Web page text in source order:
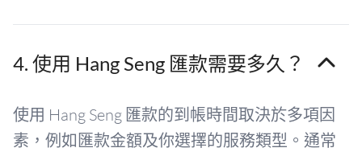
4. 使用 Hang Seng 匯款需要多久？
使用 Hang Seng 匯款的到帳時間取決於多項因
素，例如匯款金額及你選擇的服務類型。通常